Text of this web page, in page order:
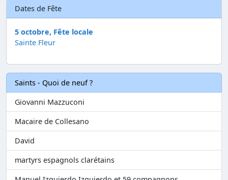
Dates de Fête
5 octobre, Fête locale
Sainte Fleur
Saints - Quoi de neuf ?
Giovanni Mazzuconi
Macaire de Collesano
David
martyrs espagnols clarétains